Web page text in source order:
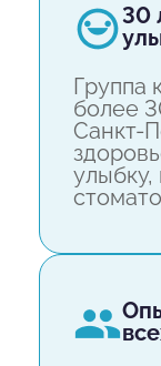
30 лет заботы о вашей
более
Санкт-
улыбку,
опытная команда врачей